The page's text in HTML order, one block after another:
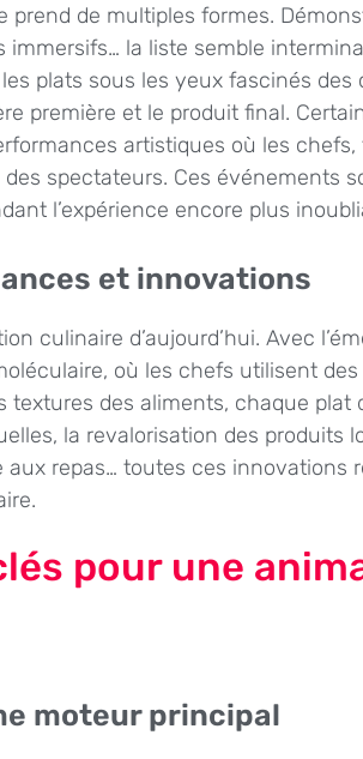
prend de multiples formes.
immersifs… la liste semble
plats sous les yeux fascinés
première et le produit final.
artistiques où les chefs,
spectateurs. Ces événements
l’expérience encore plus
et innovations
culinaire d’aujourd’hui. Avec
où les chefs utilisent
textures des aliments, chaque plat
la revalorisation des produits
aux repas… toutes ces innovations
pour une
moteur principal